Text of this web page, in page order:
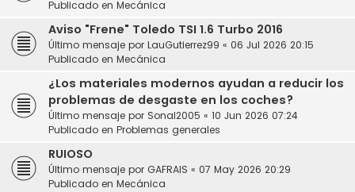
Publicado en Mecánica
Aviso "Frene" Toledo TSI 1.6 Turbo 2016
Último mensaje por LauGutierrez99 « 06 Jul 2026 20:15
Publicado en Mecánica
¿Los materiales modernos ayudan a reducir los
problemas de desgaste en los coches?
Último mensaje por Sonal2005 « 10 Jun 2026 07:24
Publicado en Problemas generales
RUIOSO
Último mensaje por GAFRAIS « 07 May 2026 20:29
Publicado en Mecánica